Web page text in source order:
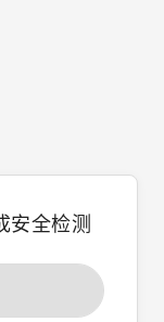
安全检测